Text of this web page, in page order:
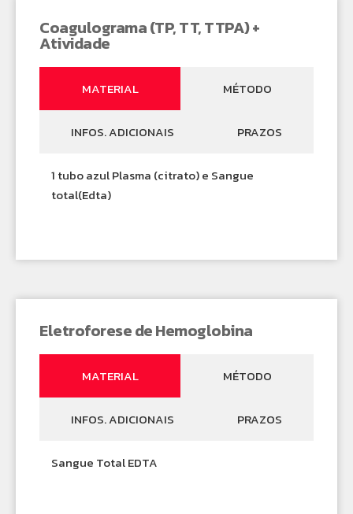
Coagulograma (TP, TT, TTPA) +
Atividade
MATERIAL MÉTODO
INFOS. ADICIONAIS PRAZOS
1 tubo azul Plasma (citrato) e Sangue
total(Edta)
Eletroforese de Hemoglobina
MATERIAL MÉTODO
INFOS. ADICIONAIS PRAZOS
Sangue Total EDTA